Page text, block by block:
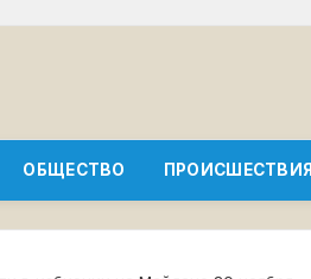
ОБЩЕСТВО ПРОИСШЕСТВИЯ